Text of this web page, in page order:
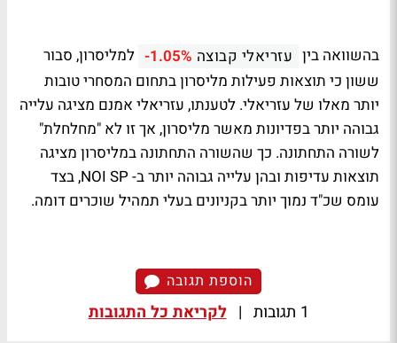
בהשוואה בין עזריאלי קבוצה -1.05% למליסרון, סבור
ששון כי תוצאות פעילות מליסרון בתחום המסחרי טובות
יותר מאלו של עזריאלי. לטענתו, עזריאלי אמנם מציגה עלייה
גבוהה יותר בפדיונות מאשר מליסרון, אך זו לא "מחלחלת"
לשורה התחתונה. כך שהשורה התחתונה במליסרון מציגה
תוצאות עדיפות ובהן עלייה גבוהה יותר ב- NOI SP, בצד
עומס שכ"ד נמוך יותר בקניונים בעלי תמהיל שוכרים דומה.
הוספת תגובה
1 תגובות | לקריאת כל התגובות